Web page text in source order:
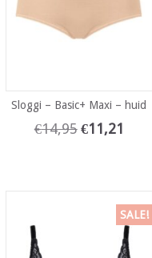
Sloggi – Basic+ Maxi – huid
€14,95 €11,21
SALE!